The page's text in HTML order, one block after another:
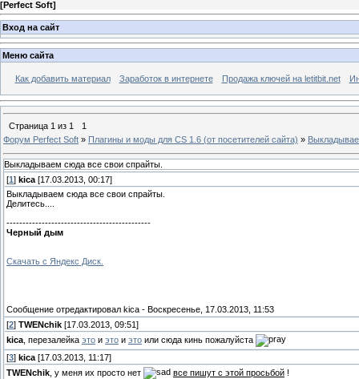
[Perfect Soft]
Вход на сайт
Меню сайта
Как добавить материал Заработок в интернете Продажа ключей на letitbit.net
Страница 1 из 1
1
Форум Perfect Soft » Плагины и моды для CS 1.6 (от посетителей сайта) »
Выкладываем сюда все свои спрайты.
[1 ] kica [17.03.2013, 00:17]
Выкладываем сюда все свои спрайты.
Делитесь....
---------------------------------------------
Черный дым
Скачать с Яндекс Диск.
Сообщение отредактировал kica - Воскресенье, 17.03.2013, 11:53
[2] TWENchik [17.03.2013, 09:51]
kica , перезалейка это и это и это или сюда кинь пожалуйста
[3] kica [17.03.2013, 11:17]
TWENchik , у меня их просто нет все пишут с этой просьбой !